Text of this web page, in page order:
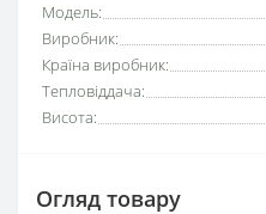
Модель:
Виробник:
Країна виробник:
Тепловіддача:
Висота:
Огляд товару